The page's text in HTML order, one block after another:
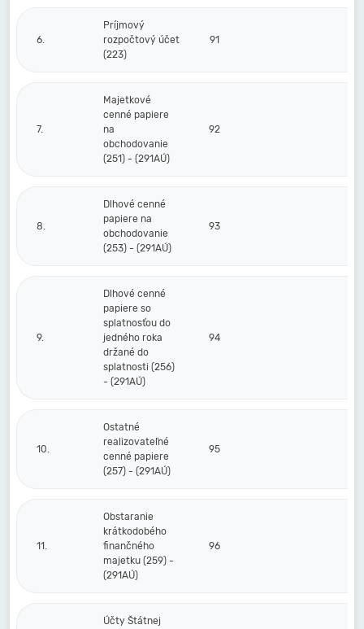
6.
Príjmový
rozpočtový účet
(223)
91
7.
Majetkové
cenné papiere
na
obchodovanie
(251) - (291AÚ)
92
8.
Dlhové cenné
papiere na
obchodovanie
(253) - (291AÚ)
93
9.
Dlhové cenné
papiere so
splatnosťou do
jedného roka
držané do
splatnosti (256)
- (291AÚ)
94
10.
Ostatné
realizovateľné
cenné papiere
(257) - (291AÚ)
95
11.
Obstaranie
krátkodobého
finančného
majetku (259) -
(291AÚ)
96
Účty Štátnej